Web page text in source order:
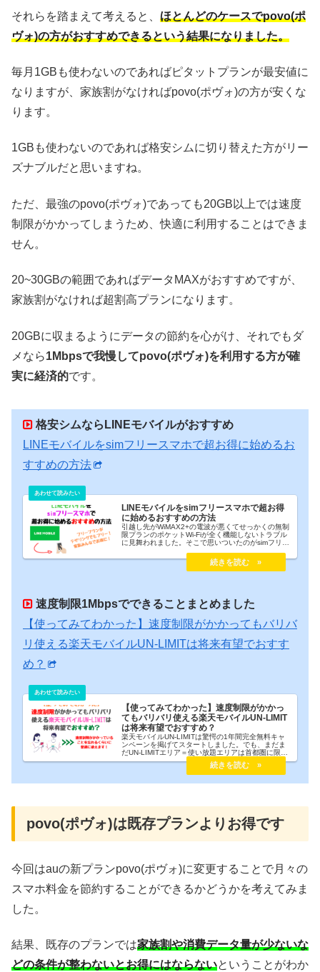
それらを踏まえて考えると、 ほとんどのケースでpovo(ポ
ヴォ)の方がおすすめできるという結果になりました。
毎月1GBも使わないのであればピタットプランが最安値に
なりますが、家族割がなければpovo(ポヴォ)の方が安くな
ります。
1GBも使わないのであれば格安シムに切り替えた方がリー
ズナブルだと思いますね。
ただ、最強のpovo(ポヴォ)であっても20GB以上では速度
制限がかかってしまうため、快適に利用することはできま
せん。
20~30GBの範囲であればデータMAXがおすすめですが、
家族割がなければ超割高プランになります。
20GBに収まるようにデータの節約を心がけ、それでもダ
メなら1Mbpsで我慢してpovo(ポヴォ)を利用する方が確
実に経済的です。
格安シムならLINEモバイルがおすすめ
LINEモバイルをsimフリースマホで超お得に始めるお
すすめの方法
LINEモバイルをsimフリースマホで超お得
に始めるおすすめの方法
引越し先がWiMAX2+の電波が悪くてせっかくの無制
限プランのポケットWi-Fiが全く機能しないトラブル
に見舞われました。そこで思いついたのがsimフリー
ンを契約すること。実際のところ、データ容量が
10GBもあれば十分という方が多いはずなので、
LINEモバイルはガチでおすすめです。今回はLINEモ
速度制限1Mbpsでできることまとめました
【使ってみてわかった】速度制限がかかってもバリバ
リ使える楽天モバイルUN-LIMITは将来有望でおすす
め？
【使ってみてわかった】速度制限がかかっ
てもバリバリ使える楽天モバイルUN-LIMIT
は将来有望でおすすめ？
楽天モバイルUN-LIMITは驚愕の1年間完全無料キャ
ンペーンを掲げてスタートしました。でも、まだま
だUN-LIMITエリア＝使い放題エリアは首都圏に限定
されていて、私のような地方住みには5Gのデータ上
限までしか使えないことがネックでした。しかし、
噂には楽天モバイルUN-LIMITはデータ制限にかかっ
ても早いと聞いていますが実際のところは・・・？
で今回は楽天モバイルUN-LIMITが速度制限にかかっ
た状態でどれくらいバリバリ使えるのかをお伝えし
ます。ハッキリいって、速度制限かかっててこれだ
け早けりゃ楽天モバイルUN-LIMITは超おすすめです
povo(ポヴォ)は既存プランよりお得です
今回はauの新プランpovo(ポヴォ)に変更することで月々の
スマホ料金を節約することができるかどうかを考えてみま
した。
結果、既存のプランでは家族割や消費データ量が少ないな
どの条件が整わないとお得にはならないということがわか